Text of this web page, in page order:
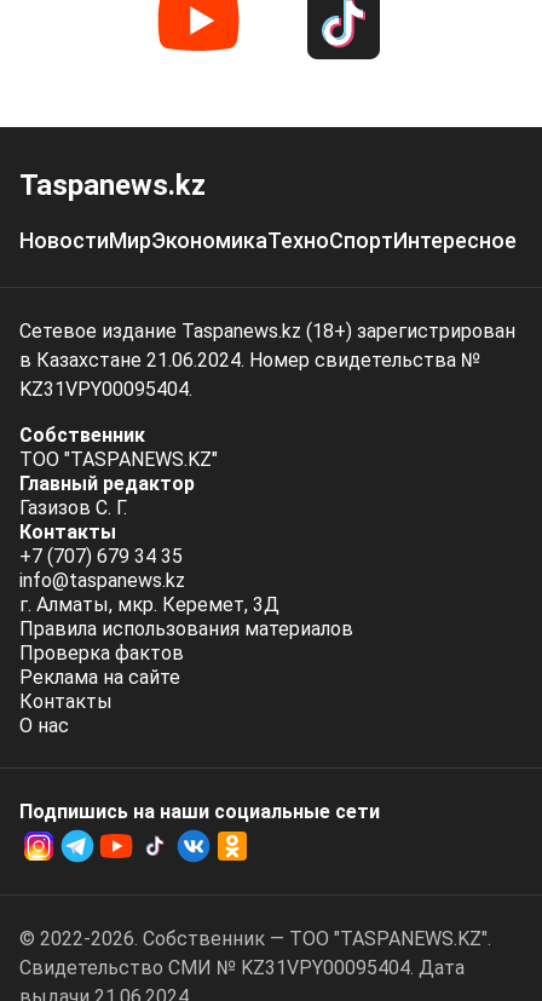
Taspanews.kz
НовостиМирЭкономикаТехноСпортИнтересное
Сетевое издание Taspanews.kz (18+) зарегистрирован
в Казахстане 21.06.2024. Номер свидетельства №
KZ31VPY00095404.
Собственник
ТОО "TASPANEWS.KZ"
Главный редактор
Газизов С. Г.
Контакты
+7 (707) 679 34 35
info@taspanews.kz
г. Алматы, мкр. Керемет, 3Д
Правила использования материалов
Проверка фактов
Реклама на сайте
Контакты
О нас
Подпишись на наши социальные cети
© 2022-2026. Собственник — ТОО "TASPANEWS.KZ".
Cвидетельство СМИ № KZ31VPY00095404. Дата